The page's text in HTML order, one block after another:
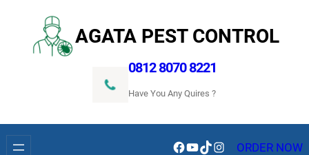
konten
AGATA PEST CONTROL
0812 8070 8221
Have You Any Quires ?
Facebook
YouTube
TikTokInstagramORDER NOW